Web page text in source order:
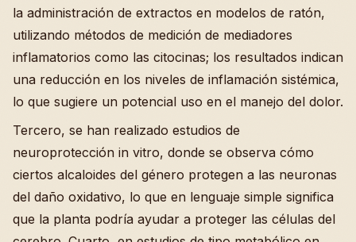
la administración de extractos en modelos de ratón,
utilizando métodos de medición de mediadores
inflamatorios como las citocinas; los resultados indican
una reducción en los niveles de inflamación sistémica,
lo que sugiere un potencial uso en el manejo del dolor.
Tercero, se han realizado estudios de
neuroprotección in vitro, donde se observa cómo
ciertos alcaloides del género protegen a las neuronas
del daño oxidativo, lo que en lenguaje simple significa
que la planta podría ayudar a proteger las células del